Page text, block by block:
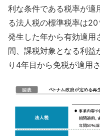
利な条件である税率が適
る法人税の標準税率は
発生した年から有効適用
間、課税対象となる利益
り4年目から免税が適用さ